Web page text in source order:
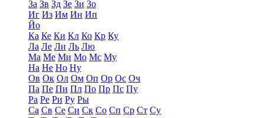
За Зв Зд Зе Зи Зо
Иг Из Им Ин Ип
Йо
Ка Ке Ки Кл Ко Кр Ку
Ла Ле Ли Ль Лю
Ма Ме Ми Мо Мс Му
На Не Но Ну
Ов Ок Ол Ом Оп Ор Ос Оч
Па Пе Пи Пл По Пр Пс Пу
Ра Ре Ри Ру Ры
Са Св Се Си Ск Со Сп Ср Ст Су